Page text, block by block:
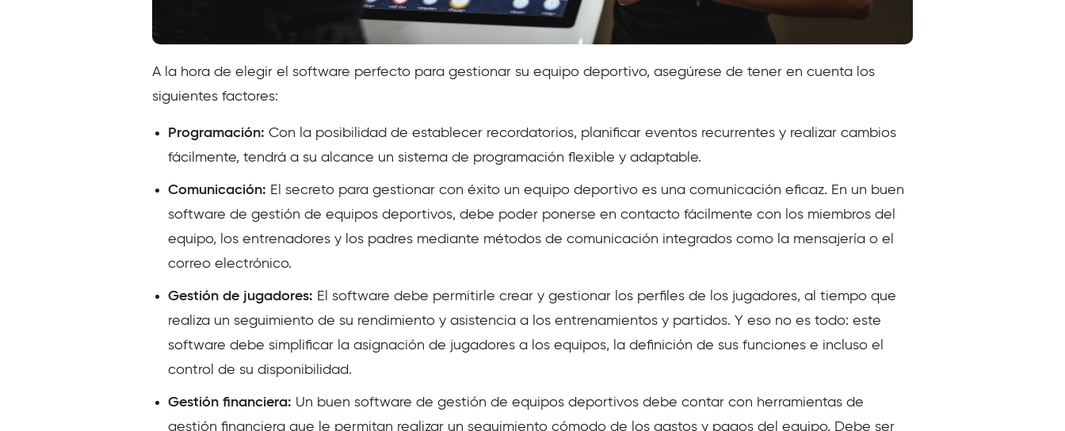
A la hora de elegir el software perfecto para gestionar su equipo deportivo, asegúrese de tener en cuenta los
siguientes factores:
Programación: Con la posibilidad de establecer recordatorios, planificar eventos recurrentes y realizar cambios
fácilmente, tendrá a su alcance un sistema de programación flexible y adaptable.
Comunicación: El secreto para gestionar con éxito un equipo deportivo es una comunicación eficaz. En un buen
software de gestión de equipos deportivos, debe poder ponerse en contacto fácilmente con los miembros del
equipo, los entrenadores y los padres mediante métodos de comunicación integrados como la mensajería o el
correo electrónico.
Gestión de jugadores: El software debe permitirle crear y gestionar los perfiles de los jugadores, al tiempo que
realiza un seguimiento de su rendimiento y asistencia a los entrenamientos y partidos. Y eso no es todo: este
software debe simplificar la asignación de jugadores a los equipos, la definición de sus funciones e incluso el
control de su disponibilidad.
Gestión financiera: Un buen software de gestión de equipos deportivos debe contar con herramientas de
gestión financiera que le permitan realizar un seguimiento cómodo de los gastos y pagos del equipo. Debe ser